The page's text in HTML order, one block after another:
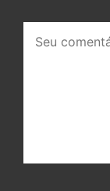
comentário: